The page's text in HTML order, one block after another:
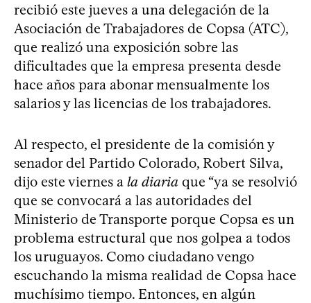
recibió este jueves a una delegación de la
Asociación de Trabajadores de Copsa (ATC),
que realizó una exposición sobre las
dificultades que la empresa presenta desde
hace años para abonar mensualmente los
salarios y las licencias de los trabajadores.
Al respecto, el presidente de la comisión y
senador del Partido Colorado, Robert Silva,
dijo este viernes a la diaria que “ya se resolvió
que se convocará a las autoridades del
Ministerio de Transporte porque Copsa es un
problema estructural que nos golpea a todos
los uruguayos. Como ciudadano vengo
escuchando la misma realidad de Copsa hace
muchísimo tiempo. Entonces, en algún